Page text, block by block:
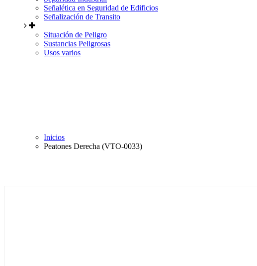
Señalética en Seguridad de Edificios
Señalización de Transito
Situación de Peligro
Sustancias Peligrosas
Usos varios
Inicios
Peatones Derecha (VTO-0033)